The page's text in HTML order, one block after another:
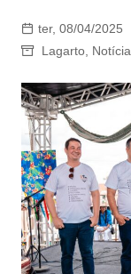
ter, 08/04/2025
Lagarto,